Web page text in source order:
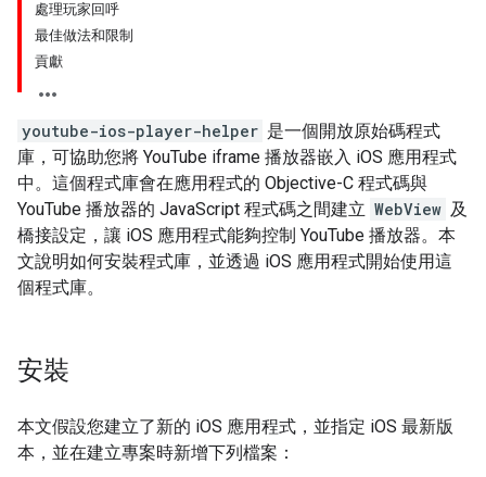
處理玩家回呼
最佳做法和限制
貢獻
youtube-ios-player-helper 是一個開放原始碼程式
庫，可協助您將 YouTube iframe 播放器嵌入 iOS 應用程式
中。這個程式庫會在應用程式的 Objective-C 程式碼與
YouTube 播放器的 JavaScript 程式碼之間建立 WebView 及
橋接設定，讓 iOS 應用程式能夠控制 YouTube 播放器。本
文說明如何安裝程式庫，並透過 iOS 應用程式開始使用這
個程式庫。
安裝
本文假設您建立了新的 iOS 應用程式，並指定 iOS 最新版
本，並在建立專案時新增下列檔案：